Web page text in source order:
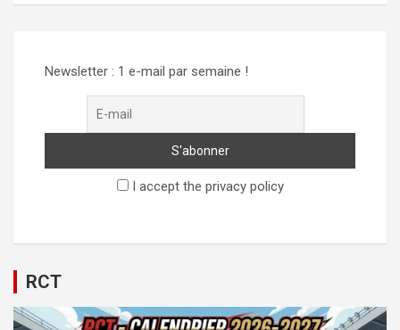
Newsletter : 1 e-mail par semaine !
I accept the privacy policy
RCT